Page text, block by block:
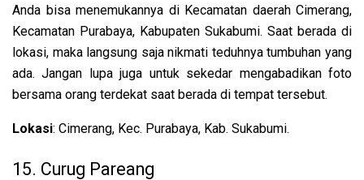
Anda bisa menemukannya di Kecamatan daerah Cimerang,
Kecamatan Purabaya, Kabupaten Sukabumi. Saat berada di
lokasi, maka langsung saja nikmati teduhnya tumbuhan yang
ada. Jangan lupa juga untuk sekedar mengabadikan foto
bersama orang terdekat saat berada di tempat tersebut.
Lokasi: Cimerang, Kec. Purabaya, Kab. Sukabumi.
15. Curug Pareang